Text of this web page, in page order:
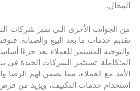
المجال.
من الجوانب الأخرى التي تميز شركات
تقديم خدمات ما بعد البيع والصيانة.
والتوجيه المستمر للعملاء يعد جزءًا
المتكاملة. تستثمر الشركات الجيدة في
الأمد مع العملاء، مما يضمن لهم الرضا
استخدام خدمات التكييف، ويزيد من